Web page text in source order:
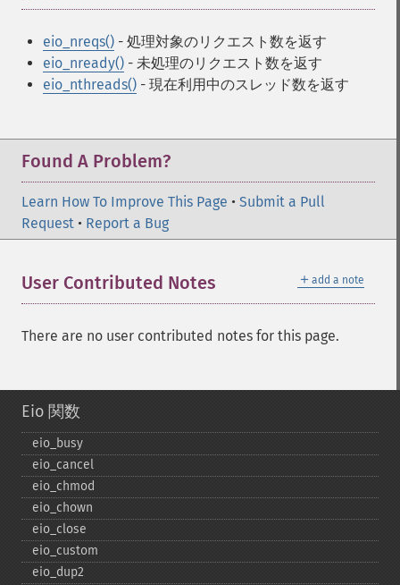
eio_nreqs() - 処理対象のリクエスト数を返す
eio_nready() - 未処理のリクエスト数を返す
eio_nthreads() - 現在利用中のスレッド数を返す
Found A Problem?
Learn How To Improve This Page • Submit a Pull
Request • Report a Bug
＋ add a note
User Contributed Notes
There are no user contributed notes for this page.
Eio 関数
eio_​busy
eio_​cancel
eio_​chmod
eio_​chown
eio_​close
eio_​custom
eio_​dup2